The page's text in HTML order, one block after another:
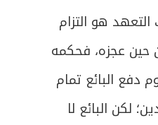
هو التزام
حين عجزه، فحكمه
دفع البائع تمام
لكن البائع لا